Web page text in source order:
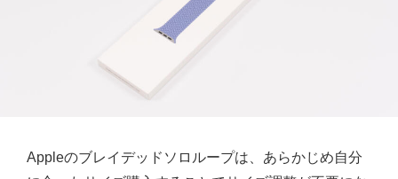
Appleのブレイデッドソロループは、あらかじめ自分